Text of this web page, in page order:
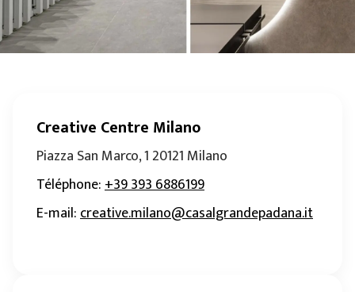
Creative Centre Milano
Piazza San Marco, 1 20121 Milano
Téléphone:+39 393 6886199
E-mail:creative.milano@casalgrandepadana.it